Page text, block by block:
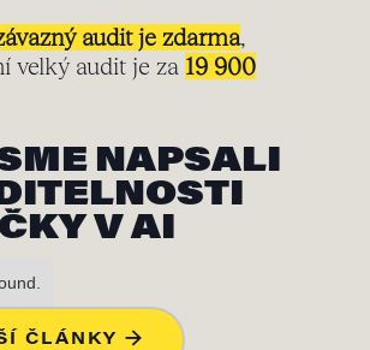
audit je zdarma,
velký audit je za 19 900
NAPSALI
V AI
ČLÁNKY →